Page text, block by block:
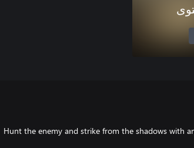
Hunt the enemy and strike from the shadows with